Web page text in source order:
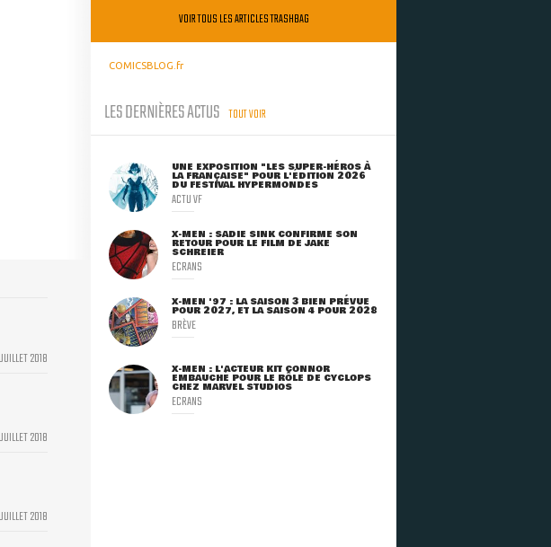
2018
2018
2018
VOIR TOUS LES ARTICLES TRASHBAG
COMICSBLOG.fr
LES DERNIÈRES ACTUS TOUT VOIR
UNE EXPOSITION "LES SUPER-HÉROS À
LA FRANÇAISE" POUR L'ÉDITION 2026
DU FESTIVAL HYPERMONDES
ACTU VF
X-MEN : SADIE SINK CONFIRME SON
RETOUR POUR LE FILM DE JAKE
SCHREIER
ECRANS
X-MEN '97 : LA SAISON 3 BIEN PRÉVUE
POUR 2027, ET LA SAISON 4 POUR 2028
BRÈVE
X-MEN : L'ACTEUR KIT CONNOR
EMBAUCHÉ POUR LE RÔLE DE CYCLOPS
CHEZ MARVEL STUDIOS
ECRANS